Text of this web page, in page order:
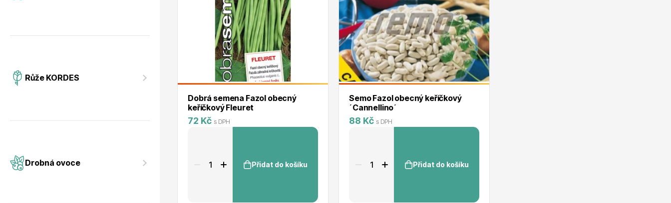
Dobrá semena Fazol obecný
keříčkový Fleuret
72 Kč s DPH
Přidat do košíku
Semo Fazol obecný keříčkový
´Cannellino´
88 Kč s DPH
Přidat do košíku
Růže KORDES
Drobná ovoce